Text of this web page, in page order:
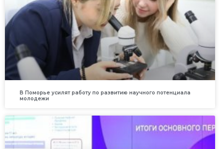
В Поморье усилят работу по развитию научного потенциала
молодежи